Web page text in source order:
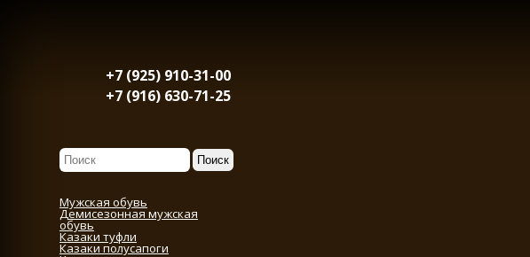
+7 (925) 910-31-00
+7 (916) 630-71-25
Мужская обувь
Демисезонная мужская
обувь
Казаки туфли
Казаки полусапоги